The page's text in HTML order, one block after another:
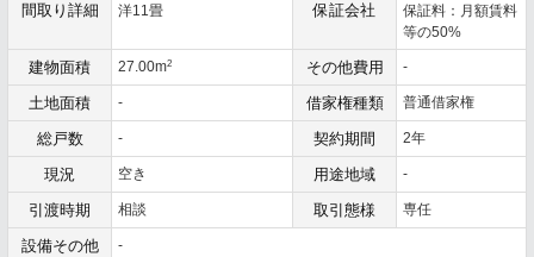
間取り詳細 洋11畳 保証会社
保証料：月額賃料
等の50%
建物面積 27.00m2 その他費用 -
土地面積 - 借家権種類 普通借家権
総戸数 - 契約期間 2年
現況 空き 用途地域 -
引渡時期 相談 取引態様 専任
設備その他 -